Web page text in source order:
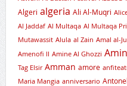
Algeri algeria Ali Al-Muqri
Al Jaddaf Al Multaqa Al Multaqa
Mutawassit Alula al Zain Amal al-
Amenofi II Amine Al Ghozzi
Tag Elsir Amman amore
Maria Mangia anniversario